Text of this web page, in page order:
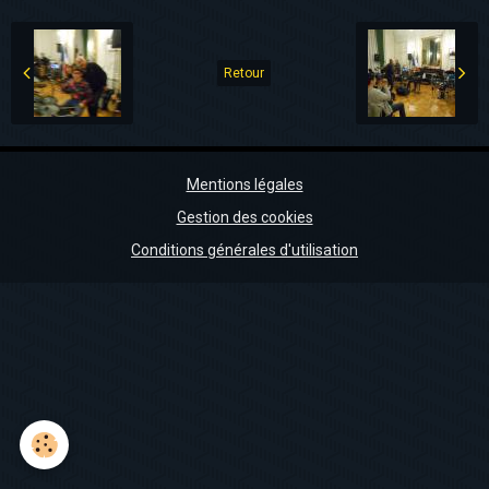
Retour
Mentions légales
Gestion des cookies
Conditions générales d'utilisation